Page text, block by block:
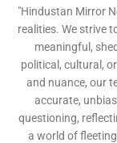
"Hindustan Mirror
realities. We strive
meaningful,
political, cultural,
and nuance, our
accurate,
questioning,
a world of